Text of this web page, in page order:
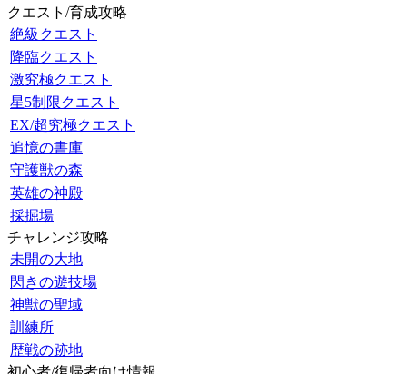
クエスト/育成攻略
絶級クエスト
降臨クエスト
激究極クエスト
星5制限クエスト
EX/超究極クエスト
追憶の書庫
守護獣の森
英雄の神殿
採掘場
チャレンジ攻略
未開の大地
閃きの遊技場
神獣の聖域
訓練所
歴戦の跡地